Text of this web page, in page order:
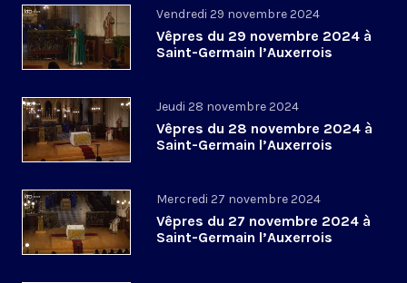
Vendredi 29 novembre 2024
Vêpres du 29 novembre 2024 à
Saint-Germain l’Auxerrois
Jeudi 28 novembre 2024
Vêpres du 28 novembre 2024 à
Saint-Germain l’Auxerrois
Mercredi 27 novembre 2024
Vêpres du 27 novembre 2024 à
Saint-Germain l’Auxerrois